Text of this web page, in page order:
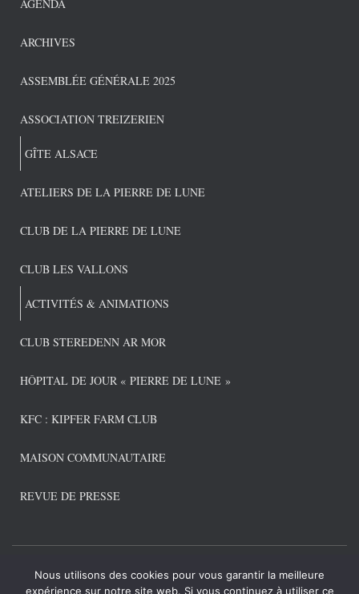
AGENDA
ARCHIVES
ASSEMBLÉE GÉNÉRALE 2025
ASSOCIATION TREIZERIEN
GÎTE ALSACE
ATELIERS DE LA PIERRE DE LUNE
CLUB DE LA PIERRE DE LUNE
CLUB LES VALLONS
ACTIVITÉS & ANIMATIONS
CLUB STEREDENN AR MOR
HÔPITAL DE JOUR « PIERRE DE LUNE »
KFC : KIPFER FARM CLUB
MAISON COMMUNAUTAIRE
REVUE DE PRESSE
CONNEXION ADMIN POLITIQUE DE CONFIDENTIALITÉ
Nous utilisons des cookies pour vous garantir la meilleure
expérience sur notre site web. Si vous continuez à utiliser ce